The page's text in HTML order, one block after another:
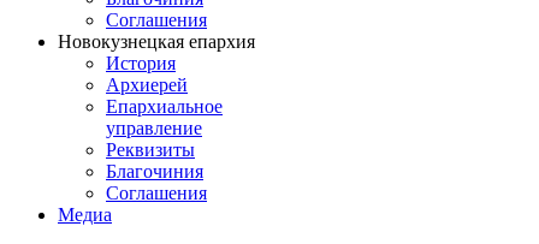
Соглашения
Новокузнецкая епархия
История
Архиерей
Епархиальное
управление
Реквизиты
Благочиния
Соглашения
Медиа